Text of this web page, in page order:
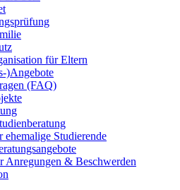
für Eltern
)Angebote
(FAQ)
ehemalige Studierende
Anregungen & Beschwerden